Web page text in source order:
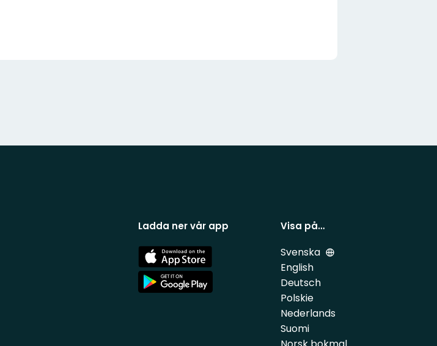
Ladda ner vår app
App
Store
App
Store
Visa på…
Svenska
English
Deutsch
Polskie
Nederlands
Suomi